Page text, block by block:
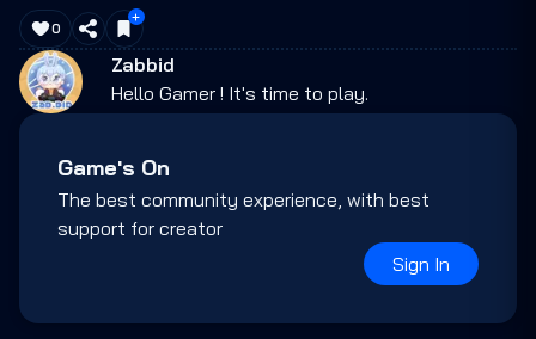
0
Zabbid
Hello Gamer ! It's time to play.
Game's On
The best community experience, with best
support for creator
Sign In